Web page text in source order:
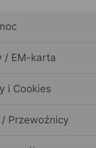
/ EM-karta
i Cookies
/ Przewoźnicy